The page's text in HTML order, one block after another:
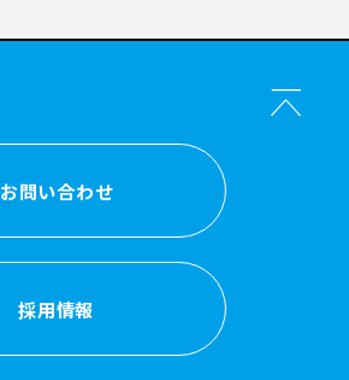
お問い合わせ
採用情報